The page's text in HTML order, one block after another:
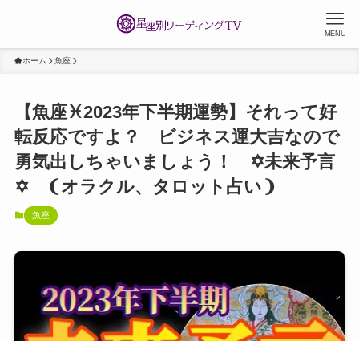
MENU
ホーム 魚座
【魚座♓2023年下半期運勢】それって好
転反応ですよ？ ビジネス運大吉なので
勇気出しちゃいましょう！ ✡️未来予言
✡️ ❨オラクル、タロット占い❩
魚座